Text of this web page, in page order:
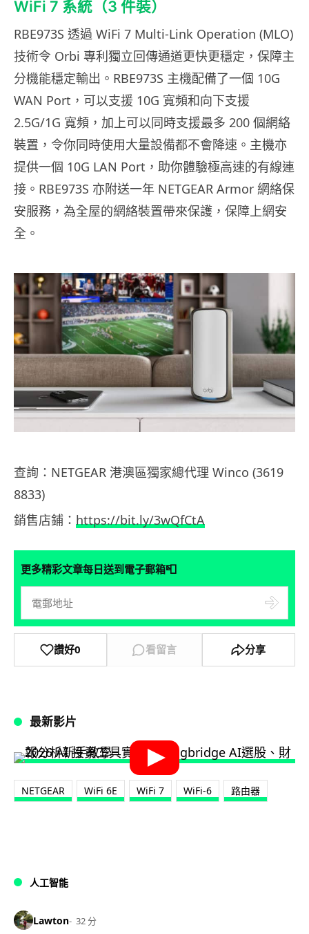
WiFi 7 系統（3 件裝）
RBE973S 透過 WiFi 7 Multi-Link Operation (MLO)
技術令 Orbi 專利獨立回傳通道更快更穩定，保障主
分機能穩定輸出。RBE973S 主機配備了一個 10G
WAN Port，可以支援 10G 寬頻和向下支援
2.5G/1G 寬頻，加上可以同時支援最多 200 個網絡
裝置，令你同時使用大量設備都不會降速。主機亦
提供一個 10G LAN Port，助你體驗極高速的有線連
接。RBE973S 亦附送一年 NETGEAR Armor 網絡保
安服務，為全屋的網絡裝置帶來保護，保障上網安
全。
查詢：NETGEAR 港澳區獨家總代理 Winco (3619
8833)
銷售店鋪： https://bit.ly/3wQfCtA
更多精彩文章每日送到電子郵箱📮
讚好0 看留言 分享
最新影片
NETGEAR WiFi 6E WiFi 7 WiFi-6 路由器
人工智能
Lawton 32 分